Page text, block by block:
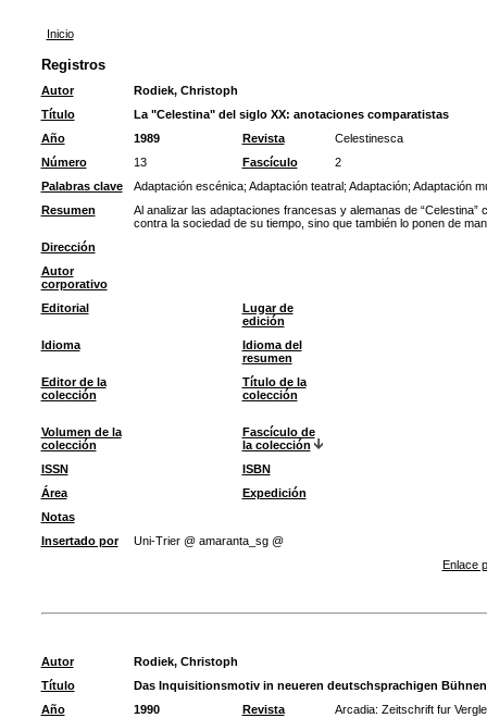
Inicio
Registros
Autor
Rodiek, Christoph
Título
La "Celestina" del siglo XX: anotaciones comparatistas
Año
1989 Revista
Celestinesca
Número
13 Fascículo
2
Palabras clave
Adaptación escénica; Adaptación teatral; Adaptación; Adaptación
Resumen
Al analizar las adaptaciones francesas y alemanas de
contra la sociedad de su tiempo, sino que también lo ponen de
Dirección
Autor
corporativo
Editorial
Lugar de
edición
Idioma
Idioma del
resumen
Editor de la
colección
Título de la
colección
Volumen de la
colección
Fascículo de
la colección
ISSN
ISBN
Área
Expedición
Notas
Insertado por
Uni-Trier @ amaranta_sg @
Enlace
Autor
Rodiek, Christoph
Título
Das Inquisitionsmotiv in neueren deutschsprachigen
Año
1990 Revista
Arcadia: Zeitschrift fur